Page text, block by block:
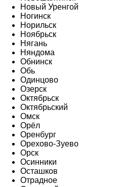
Новый Уренгой
Ногинск
Норильск
Ноябрьск
Нягань
Няндома
Обнинск
Обь
Одинцово
Озерск
Октябрьск
Октябрьский
Омск
Орёл
Оренбург
Орехово-Зуево
Орск
Осинники
Осташков
Отрадное